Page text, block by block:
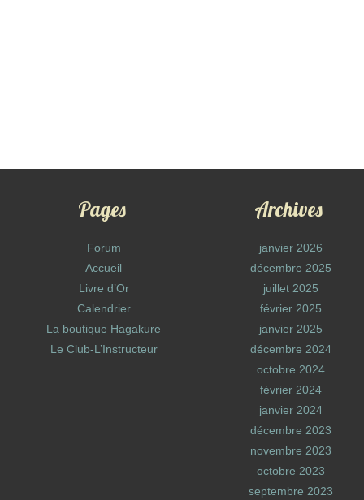
Pages
Forum
Accueil
Livre d’Or
Calendrier
La boutique Hagakure
Le Club-L’Instructeur
Archives
janvier 2026
décembre 2025
juillet 2025
février 2025
janvier 2025
décembre 2024
octobre 2024
février 2024
janvier 2024
décembre 2023
novembre 2023
octobre 2023
septembre 2023